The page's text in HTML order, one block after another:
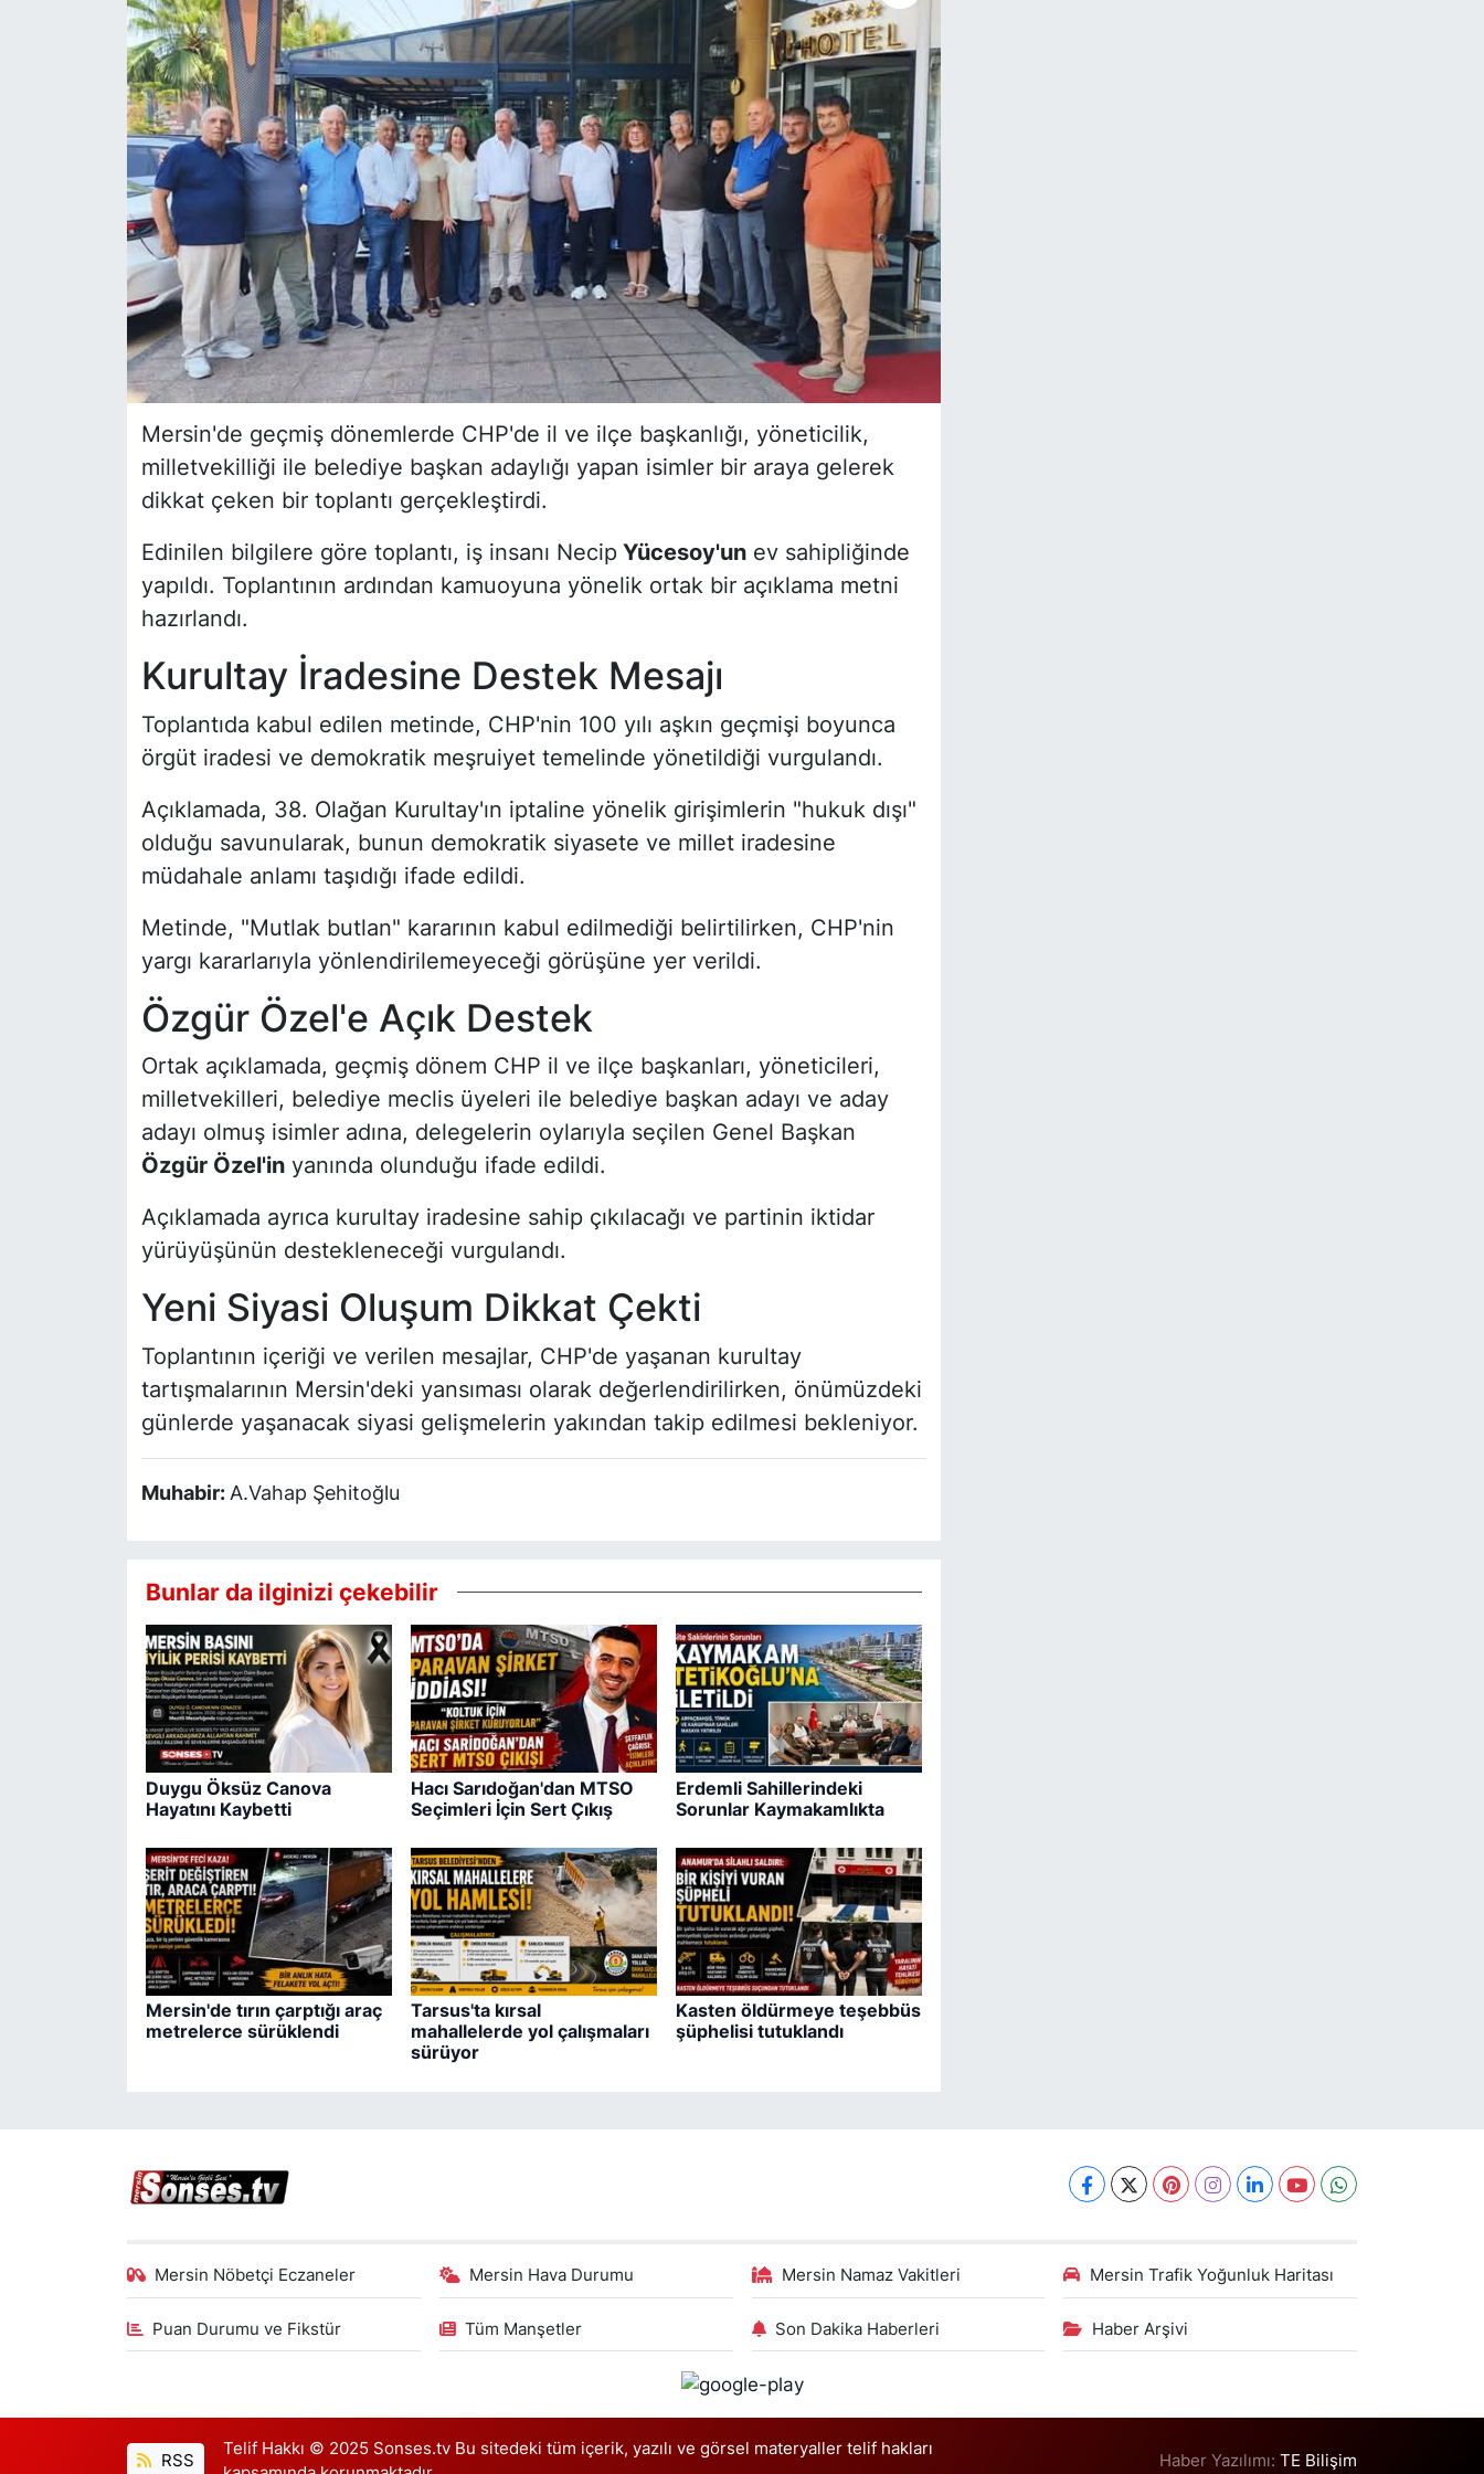
Mersin'de geçmiş dönemlerde CHP'de il ve ilçe başkanlığı, yöneticilik,
milletvekilliği ile belediye başkan adaylığı yapan isimler bir araya gelerek
dikkat çeken bir toplantı gerçekleştirdi.
Edinilen bilgilere göre toplantı, iş insanı NecipYücesoy'unev sahipliğinde
yapıldı. Toplantının ardından kamuoyuna yönelik ortak bir açıklama metni
hazırlandı.
Kurultay İradesine Destek Mesajı
Toplantıda kabul edilen metinde, CHP'nin 100 yılı aşkın geçmişi boyunca
örgüt iradesi ve demokratik meşruiyet temelinde yönetildiği vurgulandı.
Açıklamada, 38. Olağan Kurultay'ın iptaline yönelik girişimlerin "hukuk dışı"
olduğu savunularak, bunun demokratik siyasete ve millet iradesine
müdahale anlamı taşıdığı ifade edildi.
Metinde, "Mutlak butlan" kararının kabul edilmediği belirtilirken, CHP'nin
yargı kararlarıyla yönlendirilemeyeceği görüşüne yer verildi.
Özgür Özel'e Açık Destek
Ortak açıklamada, geçmiş dönem CHP il ve ilçe başkanları, yöneticileri,
milletvekilleri, belediye meclis üyeleri ile belediye başkan adayı ve aday
adayı olmuş isimler adına, delegelerin oylarıyla seçilen Genel Başkan
Özgür Özel'inyanında olunduğu ifade edildi.
Açıklamada ayrıca kurultay iradesine sahip çıkılacağı ve partinin iktidar
yürüyüşünün destekleneceği vurgulandı.
Yeni Siyasi Oluşum Dikkat Çekti
Toplantının içeriği ve verilen mesajlar, CHP'de yaşanan kurultay
tartışmalarının Mersin'deki yansıması olarak değerlendirilirken, önümüzdeki
günlerde yaşanacak siyasi gelişmelerin yakından takip edilmesi bekleniyor.
Muhabir: A.Vahap Şehitoğlu
Bunlar da ilginizi çekebilir
Duygu Öksüz Canova
Hayatını Kaybetti
Hacı Sarıdoğan'dan MTSO
Seçimleri İçin Sert Çıkış
Erdemli Sahillerindeki
Sorunlar Kaymakamlıkta
Mersin'de tırın çarptığı araç
metrelerce sürüklendi
Tarsus'ta kırsal
mahallelerde yol çalışmaları
sürüyor
Kasten öldürmeye teşebbüs
şüphelisi tutuklandı
Mersin Nöbetçi Eczaneler Mersin Hava Durumu Mersin Namaz Vakitleri Mersin Trafik Yoğunluk Haritası
Puan Durumu ve Fikstür Tüm Manşetler Son Dakika Haberleri Haber Arşivi
RSS
Telif Hakkı © 2025 Sonses.tv Bu sitedeki tüm içerik, yazılı ve görsel materyaller telif hakları
Haber Yazılımı:TE Bilişim
Siyaset
YEREL HABER
Haberde insan
Tanıtım